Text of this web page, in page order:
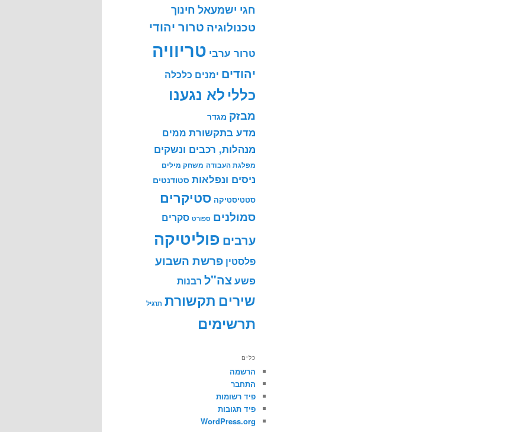
חגי ישמעאל חינוך
טכנולוגיה טרור יהודי
טרור ערבי טריוויה
יהודים ימנים כלכלה
כללי לא נגענו
מבזק מגדר
מדע בתקשורת ממים
מנהלות, רכבים ונשקים
מפלגת העבודה משחק מילים
ניסים ונפלאות סטודנטים
סטטיסטיקה סטיקרים
סמולנים ספורט סקרים
ערבים פוליטיקה
פלסטין פרשת השבוע
פשעצה"ל רבנות
שירים תקשורת תרגיל
תרשימים
כלים
הרשמה
התחבר
פיד רשומות
פיד תגובות
WordPress.org